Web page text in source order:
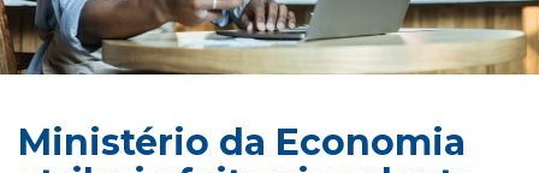
Ministério da Economia